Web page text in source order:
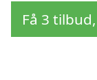
Få 3